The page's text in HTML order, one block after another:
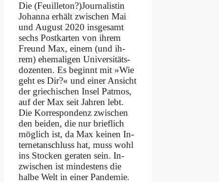
Die (Feuilleton?)Journalistin
Jo­han­na er­hält zwi­schen Mai
und Au­gust 2020 ins­ge­samt
sechs Post­kar­ten von ih­rem
Freund Max, ei­nem (und ih­
rem) ehe­ma­li­gen Uni­ver­si­täts­
do­zen­ten. Es be­ginnt mit »Wie
geht es Dir?« und ei­ner An­sicht
der grie­chi­schen In­sel Pat­mos,
auf der Max seit Jah­ren lebt.
Die Kor­re­spon­denz zwi­schen
den bei­den, die nur brief­lich
mög­lich ist, da Max kei­nen In­
ter­net­an­schluss hat, muss wohl
ins Stocken ge­ra­ten sein. In­
zwi­schen ist min­de­stens die
hal­be Welt in ei­ner Pan­de­mie.